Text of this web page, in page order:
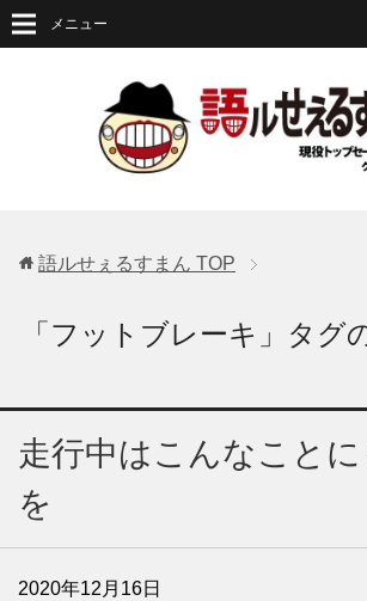
メニュー
語ルせぇるすまん TOP
「フットブレーキ」タグ
走行中はこんなこと
を
2020年12月16日